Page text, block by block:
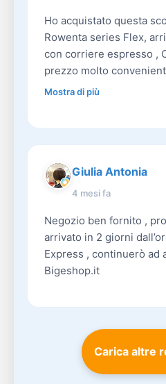
Ho acquistato questa
Rowenta series Flex,
con corriere espresso ,
prezzo molto
Mostra di più
Giulia Antonia
4 mesi fa
Negozio ben fornito ,
arrivato in 2 giorni
Express , continuerò ad
Bigeshop.it
Carica altre